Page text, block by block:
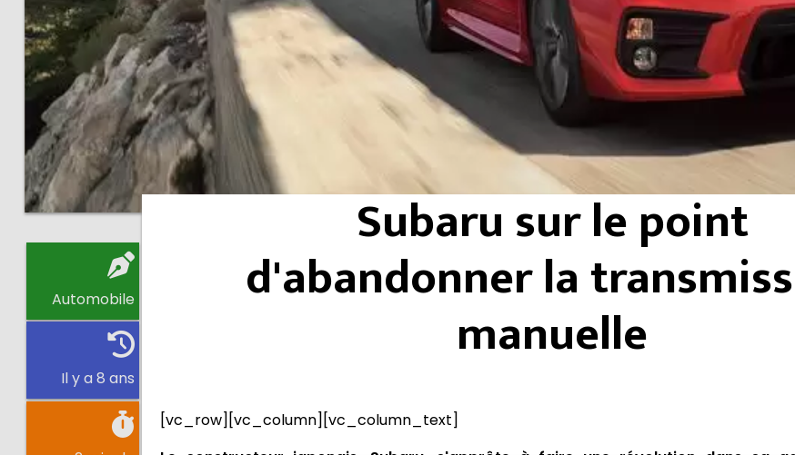
Automobile
Il y a 8 ans
Subaru sur le point
d'abandonner la
manuelle
[vc_row][vc_column][vc_column_text]